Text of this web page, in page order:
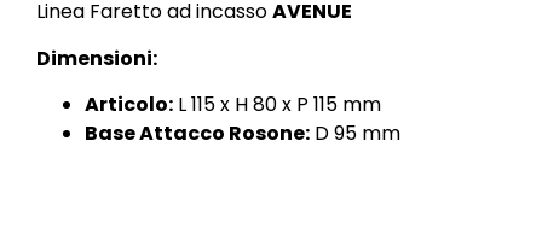
Linea Faretto ad incassoAVENUE
Dimensioni:
Articolo: L 115 x H 80 x P 115 mm
Base Attacco Rosone: D 95 mm